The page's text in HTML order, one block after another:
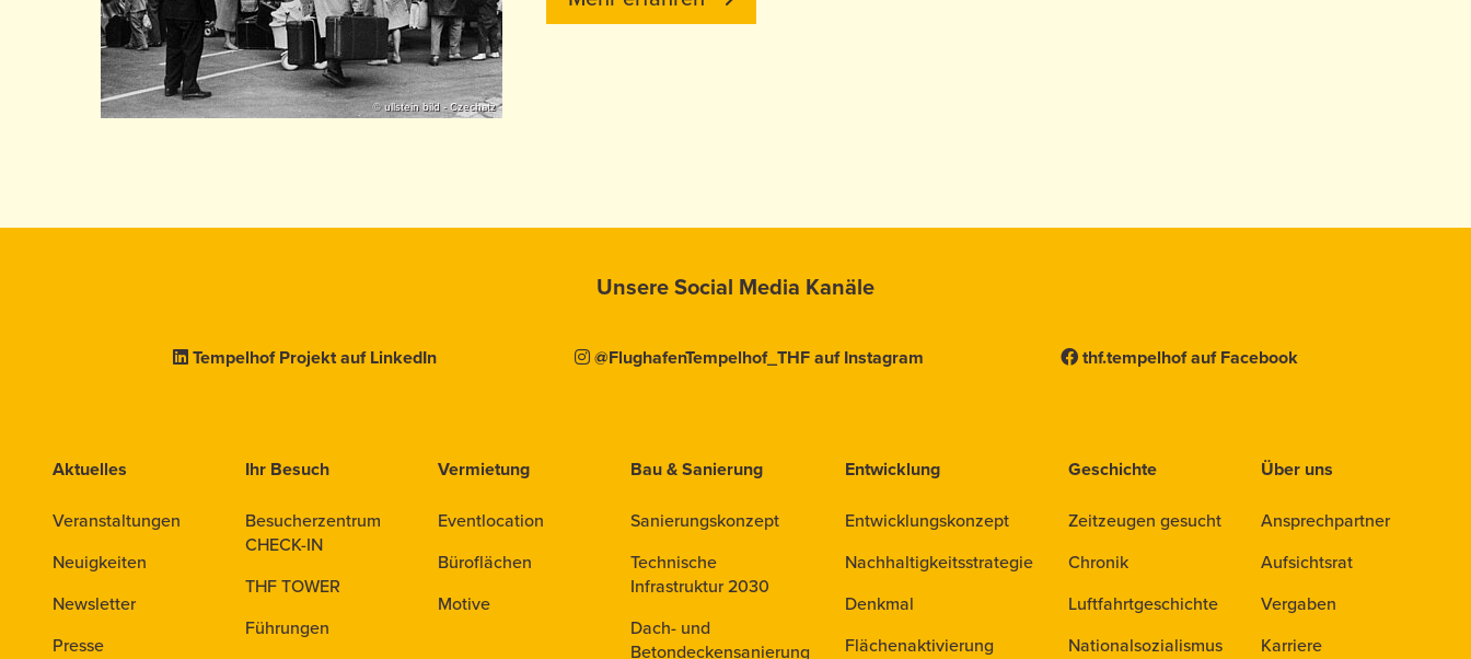
© ullstein bild - Czechatz
Unsere Social Media Kanäle
Tempelhof Projekt auf LinkedIn @FlughafenTempelhof_THF auf Instagram thf.tempelhof auf Facebook
Aktuelles
Veranstaltungen
Neuigkeiten
Newsletter
Presse
Ihr Besuch
Besucherzentrum
CHECK-IN
THF TOWER
Führungen
Vermietung
Eventlocation
Büroflächen
Motive
Bau & Sanierung
Sanierungskonzept
Technische
Infrastruktur 2030
Dach- und
Betondeckensanierung
Entwicklung
Entwicklungskonzept
Nachhaltigkeitsstrategie
Denkmal
Flächenaktivierung
Geschichte
Zeitzeugen gesucht
Chronik
Luftfahrtgeschichte
Nationalsozialismus
Über uns
Ansprechpartner
Aufsichtsrat
Vergaben
Karriere